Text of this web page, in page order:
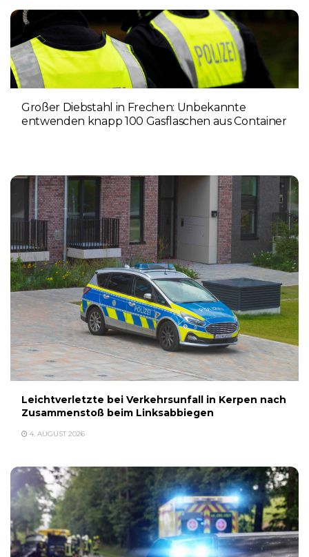
Großer Diebstahl in Frechen: Unbekannte
entwenden knapp 100 Gasflaschen aus Container
Leichtverletzte bei Verkehrsunfall in Kerpen nach
Zusammenstoß beim Linksabbiegen
4. AUGUST 2026